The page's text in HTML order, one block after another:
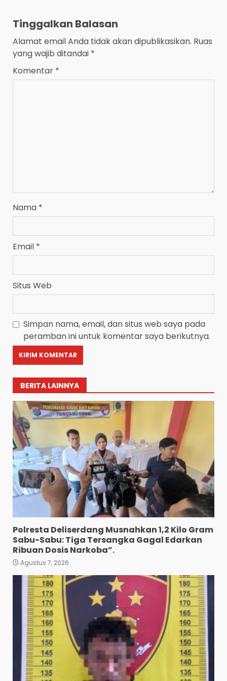
Tinggalkan Balasan
Alamat email Anda tidak akan dipublikasikan. Ruas
yang wajib ditandai *
Komentar *
Nama *
Email *
Situs Web
Simpan nama, email, dan situs web saya pada
peramban ini untuk komentar saya berikutnya.
BERITA LAINNYA
Polresta Deliserdang Musnahkan 1,2 Kilo Gram
Sabu-Sabu: Tiga Tersangka Gagal Edarkan
Ribuan Dosis Narkoba”.
Agustus 7, 2026
Ungkap Kasus Pembunuhan
Disertai Kekerasan Seksual
terhadap Anak, Pelaku
Ditangkap
Agustus 7, 2026
Pewarta Polrestabes Medan
Gelar Jumat Barokah,
Pererat Silaturahmi,
Kokohkan Sinergi Media dan
Kepolisian